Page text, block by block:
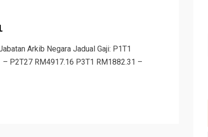
Arkib Negara Jadual Gaji: P1T1
P2T27 RM4917.16 P3T1 RM1882.31 –